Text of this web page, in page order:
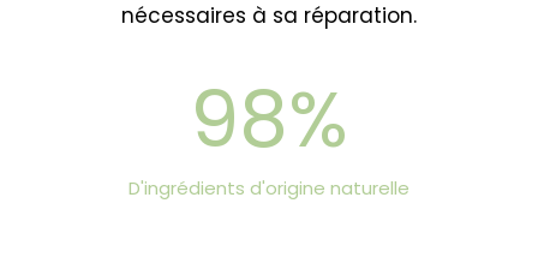
nécessaires à sa réparation.
98%
D'ingrédients d'origine naturelle